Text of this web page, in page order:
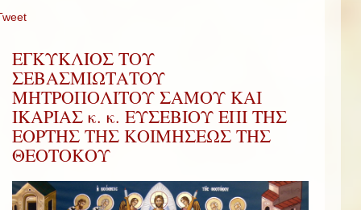
ΕΓΚΥΚΛΙΟΣ ΤΟΥ
ΣΕΒΑΣΜΙΩΤΑΤΟΥ
ΜΗΤΡΟΠΟΛΙΤΟΥ ΣΑΜΟΥ ΚΑΙ
ΙΚΑΡΙΑΣ κ. κ. ΕΥΣΕΒΙΟΥ ΕΠΙ ΤΗΣ
ΕΟΡΤΗΣ ΤΗΣ ΚΟΙΜΗΣΕΩΣ ΤΗΣ
ΘΕΟΤΟΚΟΥ